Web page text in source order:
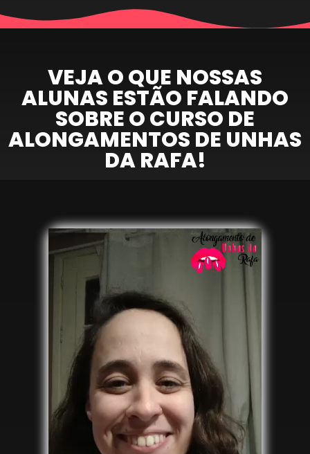
VEJA O QUE NOSSAS
ALUNAS ESTÃO FALANDO
SOBRE O CURSO DE
ALONGAMENTOS DE UNHAS
DA RAFA!